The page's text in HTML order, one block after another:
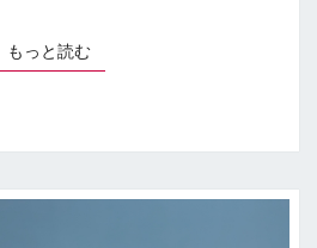
の
変
もっと読むもっと読む